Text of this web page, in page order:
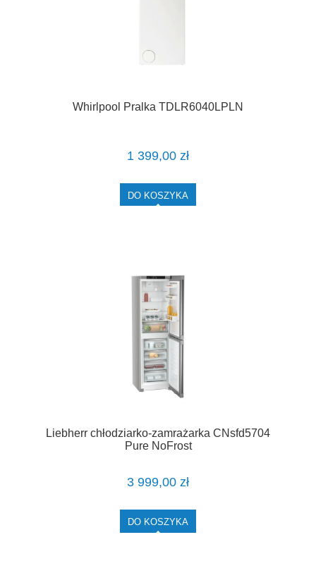
Whirlpool Pralka TDLR6040LPLN
1 399,00 zł
DO KOSZYKA
Liebherr chłodziarko-zamrażarka CNsfd5704
Pure NoFrost
3 999,00 zł
DO KOSZYKA